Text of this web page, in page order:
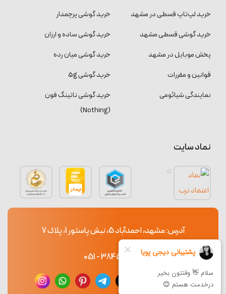
خرید لپ‌تاپ قسطی در مشهد
خرید گوشی قسطی مشهد
پخش موبایل در مشهد
قوانین و مقررات
نمایندگی شیائومی
خرید گوشی پرچمدار
خرید گوشی ساده و ارزان
خرید گوشی میان رده
خرید گوشی 5g
خرید گوشی ناتینگ فون
(Nothing)
نماد سایت
آدرس: مشهد، احمدآباد 5، نبش پاستور 1، پلاک 7
38453765 - 051